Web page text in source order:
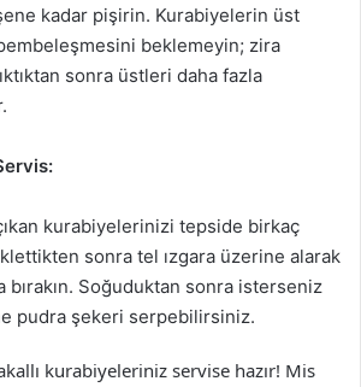
kadar pişirin. Kurabiyelerin üst
pembeleşmesini beklemeyin; zira
sonra üstleri daha fazla
kurabiyelerinizi tepside birkaç
sonra tel ızgara üzerine alarak
bırakın. Soğuduktan sonra isterseniz
pudra şekeri serpebilirsiniz.
kurabiyeleriniz servise hazır! Mis